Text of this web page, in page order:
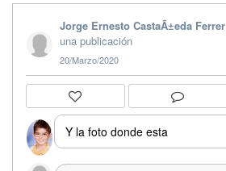
Jorge Ernesto CastaÃ±eda Ferrer
una publicación
20/Marzo/2020
Y la foto donde esta